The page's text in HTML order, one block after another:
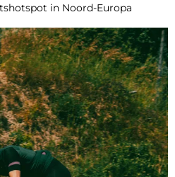
in Noord-Europa